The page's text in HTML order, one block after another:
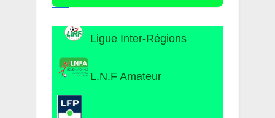
Ligue Inter-Régions
L.N.F Amateur